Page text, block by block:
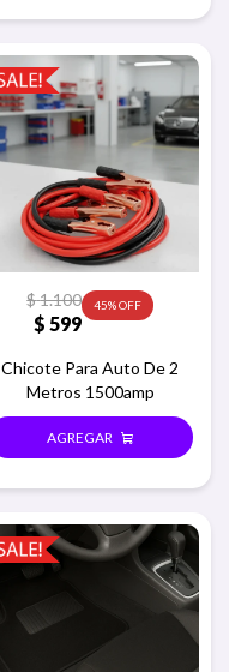
$ 599
$1.100 45
Chicote Para Auto De 2
Metros 1500amp